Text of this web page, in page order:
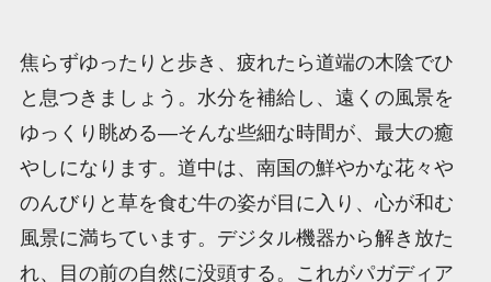
焦らずゆったりと歩き、疲れたら道端の木陰でひ
と息つきましょう。水分を補給し、遠くの風景を
ゆっくり眺める―そんな些細な時間が、最大の癒
やしになります。道中は、南国の鮮やかな花々や
のんびりと草を食む牛の姿が目に入り、心が和む
風景に満ちています。デジタル機器から解き放た
れ、目の前の自然に没頭する。これがパガディア